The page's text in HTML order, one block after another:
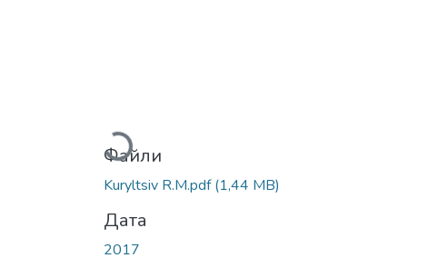
Вантажиться...
Файли
Kuryltsiv R.M.pdf(1,44 MB)
Дата
2017